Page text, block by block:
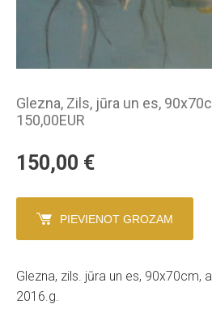
Glezna, Zils, jūra un es,
150,00EUR
150,00 €
PIEVIENOT GROZAM
Glezna, zils. jūra un es, 90x70cm,
2016.g.